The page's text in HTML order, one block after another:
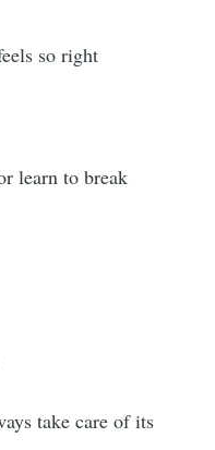
so right
learn to break
take care of its